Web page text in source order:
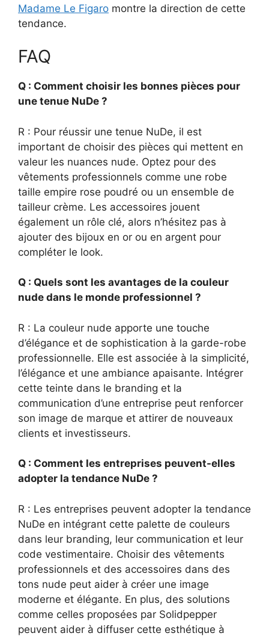
Madame Le Figaro montre la direction de cette
tendance.
FAQ
Q : Comment choisir les bonnes pièces pour
une tenue NuDe ?
R : Pour réussir une tenue NuDe, il est
important de choisir des pièces qui mettent en
valeur les nuances nude. Optez pour des
vêtements professionnels comme une robe
taille empire rose poudré ou un ensemble de
tailleur crème. Les accessoires jouent
également un rôle clé, alors n’hésitez pas à
ajouter des bijoux en or ou en argent pour
compléter le look.
Q : Quels sont les avantages de la couleur
nude dans le monde professionnel ?
R : La couleur nude apporte une touche
d’élégance et de sophistication à la garde-robe
professionnelle. Elle est associée à la simplicité,
l’élégance et une ambiance apaisante. Intégrer
cette teinte dans le branding et la
communication d’une entreprise peut renforcer
son image de marque et attirer de nouveaux
clients et investisseurs.
Q : Comment les entreprises peuvent-elles
adopter la tendance NuDe ?
R : Les entreprises peuvent adopter la tendance
NuDe en intégrant cette palette de couleurs
dans leur branding, leur communication et leur
code vestimentaire. Choisir des vêtements
professionnels et des accessoires dans des
tons nude peut aider à créer une image
moderne et élégante. En plus, des solutions
comme celles proposées par Solidpepper
peuvent aider à diffuser cette esthétique à